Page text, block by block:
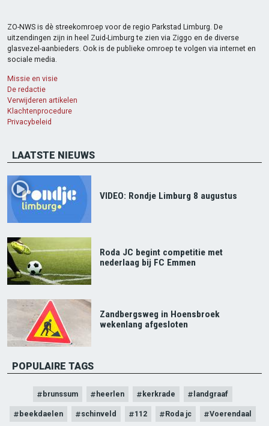
ZO-NWS is dè streekomroep voor de regio Parkstad Limburg. De
uitzendingen zijn in heel Zuid-Limburg te zien via Ziggo en de diverse
glasvezel-aanbieders. Ook is de publieke omroep te volgen via internet en
sociale media.
Missie en visie
De redactie
Verwijderen artikelen
Klachtenprocedure
Privacybeleid
LAATSTE NIEUWS
VIDEO: Rondje Limburg 8 augustus
Roda JC begint competitie met
nederlaag bij FC Emmen
Zandbergsweg in Hoensbroek
wekenlang afgesloten
POPULAIRE TAGS
brunssum heerlen kerkrade landgraaf
beekdaelen schinveld 112 Roda jc Voerendaal